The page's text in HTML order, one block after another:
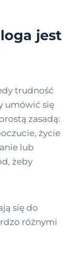
jest
trudność
umówić się
zasadą:
życie
lub
żeby
się do
różnymi